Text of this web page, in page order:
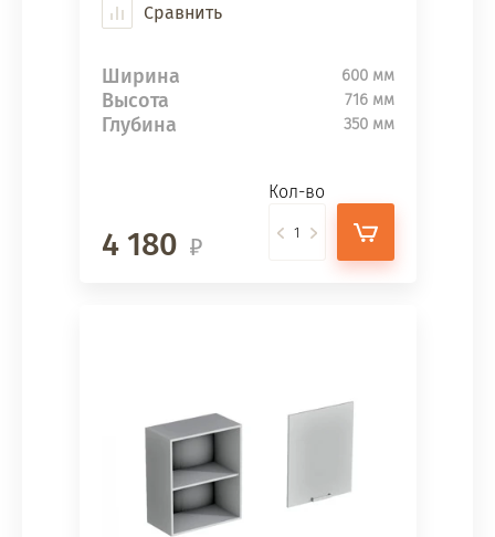
Сравнить
Ширина 600 мм
Высота 716 мм
Глубина 350 мм
4 180
Кол-во